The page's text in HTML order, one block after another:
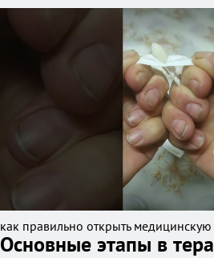
как правильно открыть медицинскую
Основные этапы в